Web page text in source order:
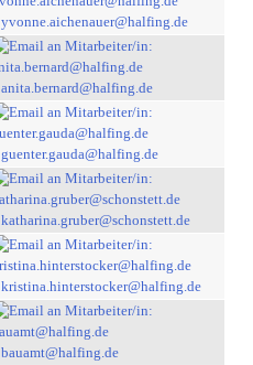
yvonne.aichenauer@halfing.de
anita.bernard@halfing.de
guenter.gauda@halfing.de
katharina.gruber@schonstett.de
kristina.hinterstocker@halfing.de
bauamt@halfing.de